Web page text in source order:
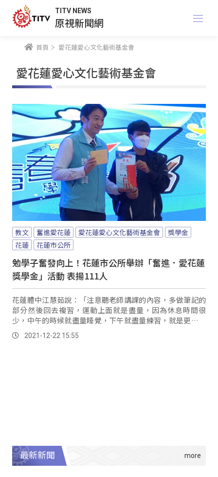
TITV NEWS
原視新聞網
首頁 愛花蓮愛心文化藝術基金會
愛花蓮愛心文化藝術基金會
教文 奮進愛花蓮 愛花蓮愛心文化藝術基金會
獎學金
花蓮
花蓮市公所
勉學子奮發向上！花蓮市公所舉辦「奮進．愛花蓮
獎學金」活動 表揚111人
花蓮體中江慧茹說：「注意聽老師講課的內容，多做筆記的
部分然後回去複習，運動上面就是盡量，因為休息時間很
少，中午的時候就盡量睡覺，下午就盡量練習，就是更加要
求自己，就是在體能上面就是比別人辛苦一點。
2021-12-22 15:55
最新新聞